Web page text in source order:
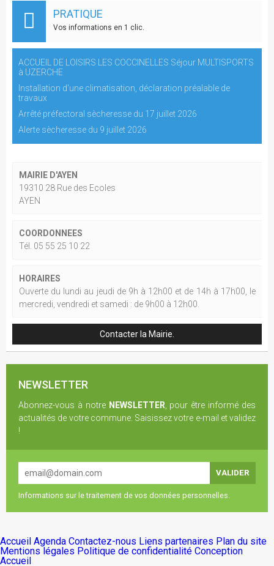
PRATIQUE
Vos informations en 1 clic.
ACCUEIL DE LOISIRS LES COCCINELLES Séjour MULTISPORTS
à UZERCHE
Installation d'une climatisation, déclaration préalable de
travaux
Arrêté préfectoral sècheresse du 17 juillet 2026
Alerte sècheresse du 9 juillet 2026
MAIRIE D'AYEN
19310 28 Rue des Ecoles
AYEN
COORDONNEES
Tél. 05 55 25 10 22
HORAIRES
Ouverte du lundi au jeudi de 9h à 12h00 et de 14h à 17h00, le
mercredi, vendredi et samedi : de 9h00 à 12h00.
Contacter la Mairie.
NEWSLETTER
Abonnez-vous à notre NEWSLETTER , pour être informé des
actualités de votre commune. Saisissez votre e-mail et validez
!
Informations sur le traitement de vos données personnelles.
Accueil Agenda Contactez-nous Liens partenaires Plan du site
Mentions légales Politique de confidentialité Conception
Accueil